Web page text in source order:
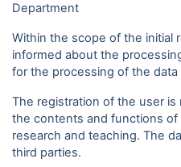
Department
Within the scope of the initial
informed about the
for the processing of the data
The registration of the user
the contents and functions
research and teaching. The
third parties.